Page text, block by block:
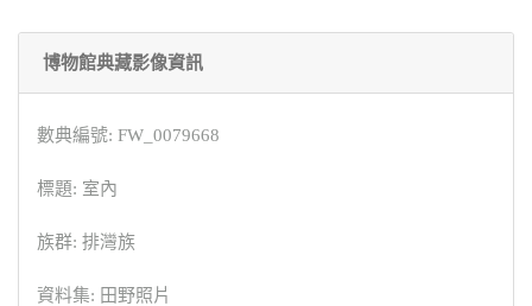
博物館典藏影像資訊
數典編號: FW_0079668
標題: 室內
族群: 排灣族
資料集: 田野照片